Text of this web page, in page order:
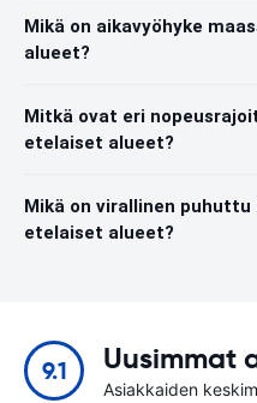
Mikä on aikavyöhyke
alueet?
Mitkä ovat eri
etelaiset alueet?
Mikä on virallinen puhuttu
etelaiset alueet?
9.1 Uusimmat
Asiakkaiden